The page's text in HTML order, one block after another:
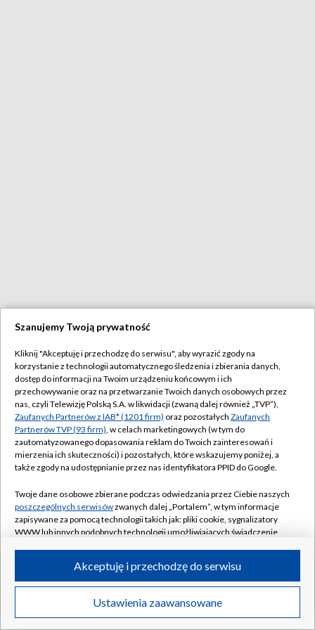
Szanujemy Twoją prywatność
Kliknij "Akceptuję i przechodzę do serwisu", aby wyrazić zgody na
korzystanie z technologii automatycznego śledzenia i zbierania danych,
dostęp do informacji na Twoim urządzeniu końcowym i ich
przechowywanie oraz na przetwarzanie Twoich danych osobowych przez
nas, czyli Telewizję Polską S.A. w likwidacji (zwaną dalej również „TVP”),
Zaufanych Partnerów z IAB* (1201 firm) oraz pozostałych Zaufanych
Partnerów TVP (93 firm), w celach marketingowych (w tym do
zautomatyzowanego dopasowania reklam do Twoich zainteresowań i
mierzenia ich skuteczności) i pozostałych, które wskazujemy poniżej, a
także zgody na udostępnianie przez nas identyfikatora PPID do Google.
Twoje dane osobowe zbierane podczas odwiedzania przez Ciebie naszych
poszczególnych serwisówzwanych dalej „Portalem”, w tym informacje
zapisywane za pomocą technologii takich jak: pliki cookie, sygnalizatory
WWW lub innych podobnych technologii umożliwiających świadczenie
ruchu w Internecie.
Twoje dane osobowe zbierane podczas odwiedzania przez Ciebie
poszczególnych serwisówna Portalu, takie jak adresy IP, identyfikatory
Ustawienia zaawansowane
Akceptuję i przechodzę do serwisu